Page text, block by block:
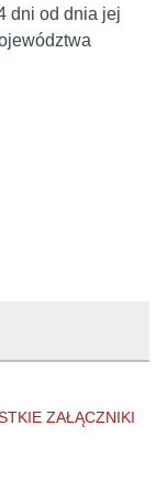
dni od dnia jej
ZAŁĄCZNIKI